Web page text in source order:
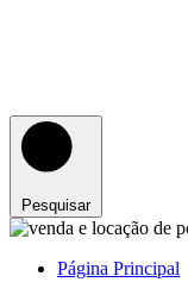
Pesquisar
Página Principal